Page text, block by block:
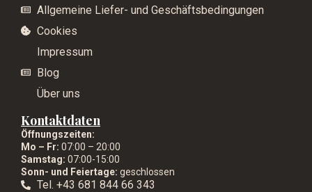
Allgemeine Liefer- und Geschäftsbedingungen
Cookies
Impressum
Blog
Über uns
Kontaktdaten
Öffnungszeiten:
Mo – Fr: 07:00 – 20:00
Samstag: 07:00-15:00
Sonn- und Feiertage: geschlossen
Tel. +43 681 844 66 343